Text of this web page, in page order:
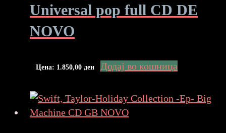
Universal pop full CD DE
NOVO
Цена: 1.850,00 ден Додај во кошница